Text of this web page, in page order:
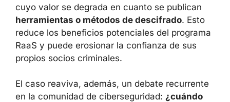
cuyo valor se degrada en cuanto se publican
herramientas o métodos de descifrado. Esto
reduce los beneficios potenciales del programa
RaaS y puede erosionar la confianza de sus
propios socios criminales.
El caso reaviva, además, un debate recurrente
en la comunidad de ciberseguridad: ¿cuándo